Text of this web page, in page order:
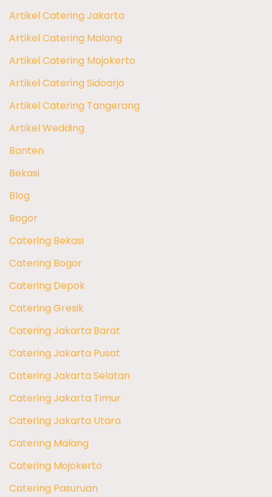
Artikel Catering Jakarta
Artikel Catering Malang
Artikel Catering Mojokerto
Artikel Catering Sidoarjo
Artikel Catering Tangerang
Artikel Wedding
Banten
Bekasi
Blog
Bogor
Catering Bekasi
Catering Bogor
Catering Depok
Catering Gresik
Catering Jakarta Barat
Catering Jakarta Pusat
Catering Jakarta Selatan
Catering Jakarta Timur
Catering Jakarta Utara
Catering Malang
Catering Mojokerto
Catering Pasuruan